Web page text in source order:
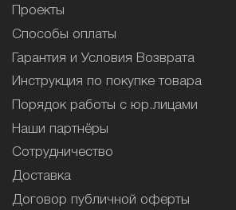
Проекты
Способы оплаты
Гарантия и Условия Возврата
Инструкция по покупке товара
Порядок работы с юр.лицами
Наши партнёры
Сотрудничество
Доставка
Договор публичной оферты